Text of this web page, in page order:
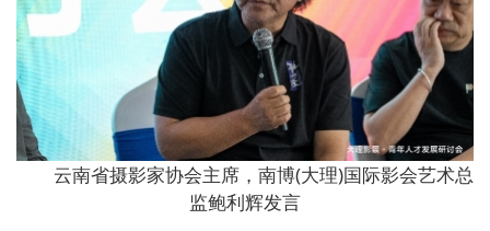
云南省摄影家协会主席，南博(大理)国际影会艺术总
监鲍利辉发言